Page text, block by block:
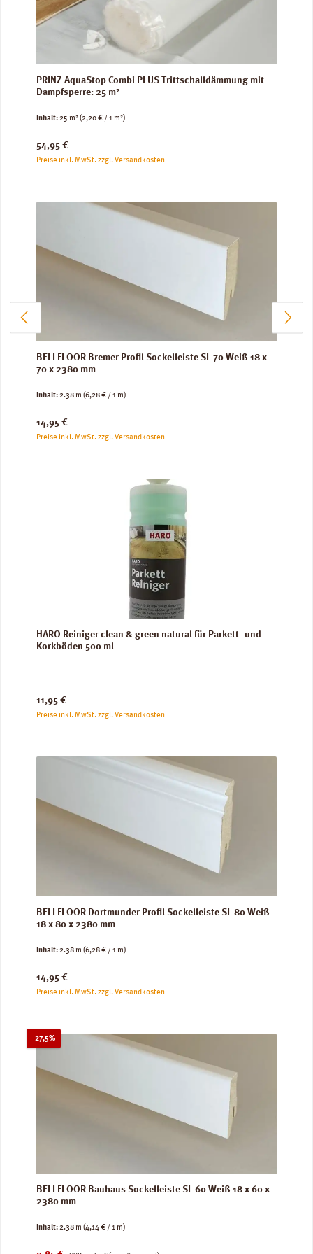
PRINZ AquaStop Combi PLUS Trittschalldämmung mit
Dampfsperre: 25 m²
Inhalt:25 m²(2,20 € / 1 m²)
Regulärer Preis:
54,95 €
Preise inkl. MwSt. zzgl. Versandkosten
BELLFLOOR Bremer Profil Sockelleiste SL 70 Weiß 18 x
70 x 2380 mm
Inhalt:2.38 m (6,28 € / 1 m)
Regulärer Preis:
14,95 €
Preise inkl. MwSt. zzgl. Versandkosten
HARO Reiniger clean & green natural für Parkett- und
Korkböden 500 ml
Regulärer Preis:
11,95 €
Preise inkl. MwSt. zzgl. Versandkosten
BELLFLOOR Dortmunder Profil Sockelleiste SL 80 Weiß
18 x 80 x 2380 mm
Inhalt:2.38 m (6,28 € / 1 m)
Regulärer Preis:
14,95 €
Preise inkl. MwSt. zzgl. Versandkosten
-27,5%Rabatt
BELLFLOOR Bauhaus Sockelleiste SL 60 Weiß 18 x 60 x
2380 mm
Inhalt:2.38 m (4,14 € / 1 m)
Regulärer Preis: